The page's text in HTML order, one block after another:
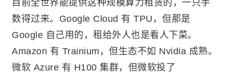
目前全世界能提供这种规模算力租赁的，一只手
数得过来。Google Cloud 有 TPU，但那是
Google 自己用的，租给外人也是看人下菜。
Amazon 有 Trainium，但生态不如 Nvidia 成熟。
微软 Azure 有 H100 集群，但微软投了